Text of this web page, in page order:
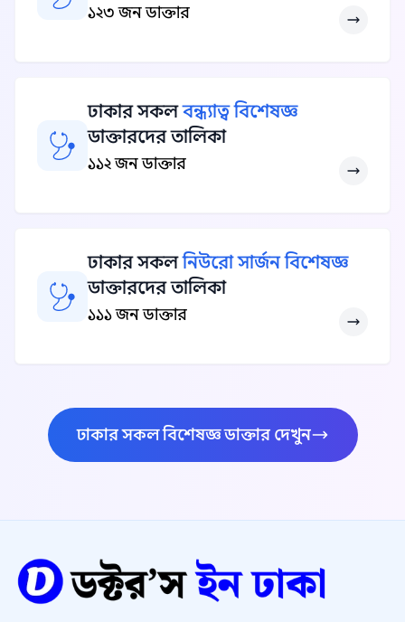
১২৩ জন ডাক্তার
ঢাকার সকলবন্ধ্যাত্ব বিশেষজ্ঞ
ডাক্তারদের তালিকা
১১২ জন ডাক্তার
ঢাকার সকলনিউরো সার্জন বিশেষজ্ঞ
ডাক্তারদের তালিকা
১১১ জন ডাক্তার
ঢাকার সকল বিশেষজ্ঞ ডাক্তার দেখুন